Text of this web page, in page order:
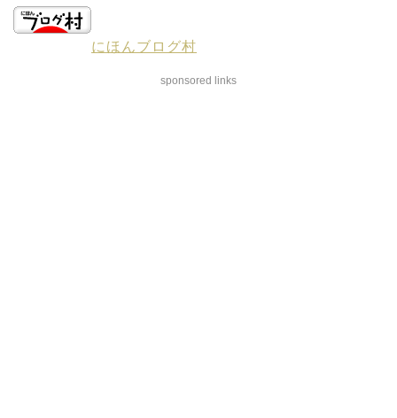
にほんブログ村
sponsored links